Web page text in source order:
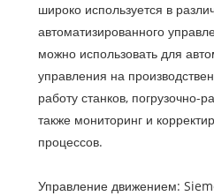
широко используется в
автоматизированного
можно использовать для
управления на
работу станков, погрузочно-
также мониторинг и
процессов.
Управление движением: